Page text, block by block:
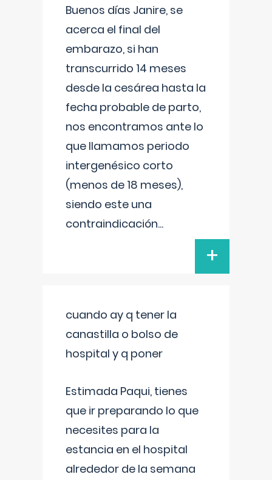
Buenos días Janire, se
acerca el final del
embarazo, si han
transcurrido 14 meses
desde la cesárea hasta la
fecha probable de parto,
nos encontramos ante lo
que llamamos periodo
intergenésico corto
(menos de 18 meses),
siendo este una
contraindicación...
+
cuando ay q tener la
canastilla o bolso de
hospital y q poner
Estimada Paqui, tienes
que ir preparando lo que
necesites para la
estancia en el hospital
alrededor de la semana